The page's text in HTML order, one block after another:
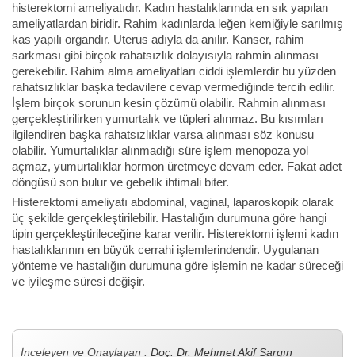
histerektomi ameliyatıdır. Kadın hastalıklarında en sık yapılan
ameliyatlardan biridir. Rahim kadınlarda leğen kemiğiyle sarılmış
kas yapılı organdır. Uterus adıyla da anılır. Kanser, rahim
sarkması gibi birçok rahatsızlık dolayısıyla rahmin alınması
gerekebilir. Rahim alma ameliyatları ciddi işlemlerdir bu yüzden
rahatsızlıklar başka tedavilere cevap vermediğinde tercih edilir.
İşlem birçok sorunun kesin çözümü olabilir. Rahmin alınması
gerçekleştirilirken yumurtalık ve tüpleri alınmaz. Bu kısımları
ilgilendiren başka rahatsızlıklar varsa alınması söz konusu
olabilir. Yumurtalıklar alınmadığı süre işlem menopoza yol
açmaz, yumurtalıklar hormon üretmeye devam eder. Fakat adet
döngüsü son bulur ve gebelik ihtimali biter.
Histerektomi ameliyatı abdominal, vaginal, laparoskopik olarak
üç şekilde gerçekleştirilebilir. Hastalığın durumuna göre hangi
tipin gerçekleştirileceğine karar verilir. Histerektomi işlemi kadın
hastalıklarının en büyük cerrahi işlemlerindendir. Uygulanan
yönteme ve hastalığın durumuna göre işlemin ne kadar süreceği
ve iyileşme süresi değişir.
İnceleyen ve Onaylayan : Doç. Dr. Mehmet Akif Sargın